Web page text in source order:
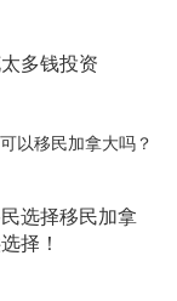
多钱投资
选择移民加拿
择！